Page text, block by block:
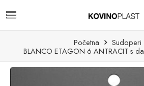
Početna
Sudoperi
BLANCO ETAGON 6 ANTRACIT s